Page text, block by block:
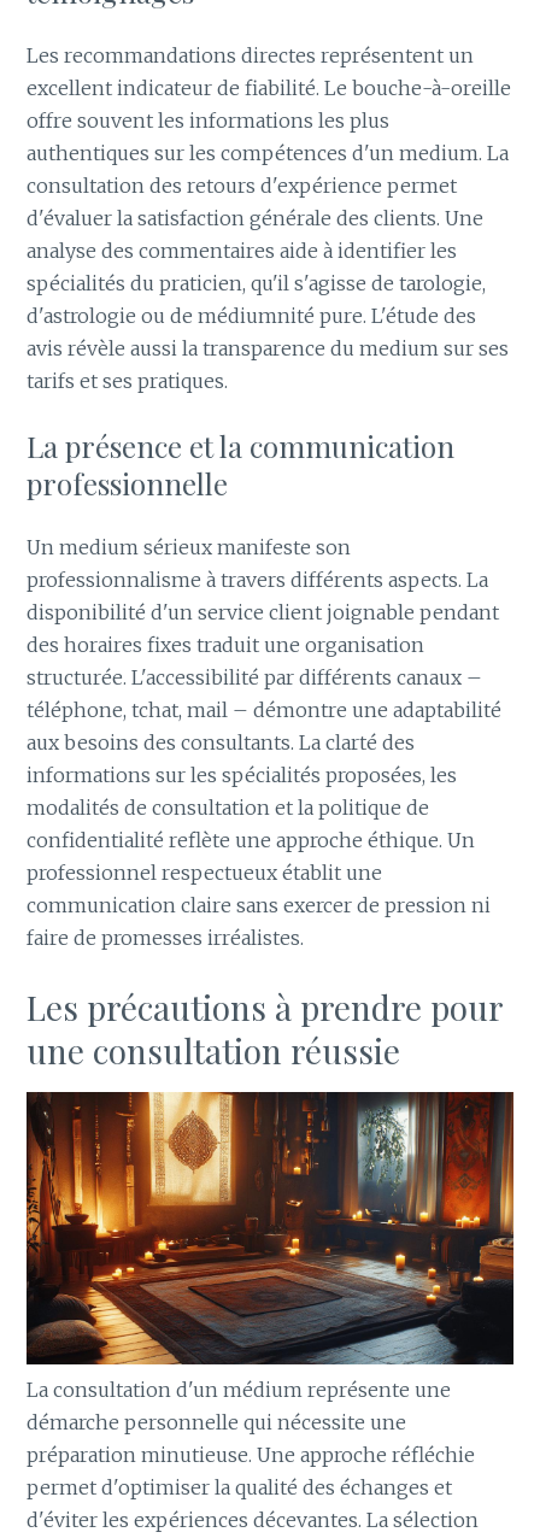
Les recommandations directes représentent un
excellent indicateur de fiabilité. Le bouche-à-oreille
offre souvent les informations les plus
authentiques sur les compétences d'un medium. La
consultation des retours d'expérience permet
d'évaluer la satisfaction générale des clients. Une
analyse des commentaires aide à identifier les
spécialités du praticien, qu'il s'agisse de tarologie,
d'astrologie ou de médiumnité pure. L'étude des
avis révèle aussi la transparence du medium sur ses
tarifs et ses pratiques.
La présence et la communication
professionnelle
Un medium sérieux manifeste son
professionnalisme à travers différents aspects. La
disponibilité d'un service client joignable pendant
des horaires fixes traduit une organisation
structurée. L'accessibilité par différents canaux –
téléphone, tchat, mail – démontre une adaptabilité
aux besoins des consultants. La clarté des
informations sur les spécialités proposées, les
modalités de consultation et la politique de
confidentialité reflète une approche éthique. Un
professionnel respectueux établit une
communication claire sans exercer de pression ni
faire de promesses irréalistes.
Les précautions à prendre pour
une consultation réussie
La consultation d'un médium représente une
démarche personnelle qui nécessite une
préparation minutieuse. Une approche réfléchie
permet d'optimiser la qualité des échanges et
d'éviter les expériences décevantes. La sélection